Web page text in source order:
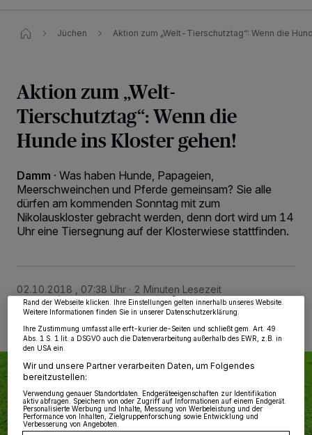
Jüchen Aktion zum „Welt-Tierschutztag“: Wenn die
Aktion zum „Welt-
Tierschutztag“: Wenn die
Hunde ins Kloster gehen!
Damm · Was haben Hunde, Papageien,
Meerschweinchen und Pferde gemeinsam? Sie alle
dürfen am kommenden Sonntag mit zum
Nikolauskloster gebracht werden, denn dort wird um 14
Uhr eine Tiersegnung auf der Klosterwiese stattfinden.
02.10.2018 , 07:38 Uhr 2 Minuten Lesezeit
-Partner speichern und greifen auf personenbezogene Daten
wie Browserdaten oder eindeutige Kennungen auf Ihrem Gerät zu. Durch Auswahl
widerrufen, indem Sie auf den Link Einstellungen oder Ablehnen am unteren
Rand der Webseite klicken. Ihre Einstellungen gelten innerhalb unseres Website.
Weitere Informationen finden Sie in unserer Datenschutzerklärung.
Ihre Zustimmung umfasst alle erft-kurier.de-Seiten und schließt gem. Art. 49
Abs. 1 S. 1 lit. a DSGVO auch die Datenverarbeitung außerhalb des EWR, z.B. in
den USA ein.
Wir und unsere Partner verarbeiten Daten, um Folgendes
bereitzustellen:
Verwendung genauer Standortdaten. Endgeräteeigenschaften zur Identifikation
aktiv abfragen. Speichern von oder Zugriff auf Informationen auf einem Endgerät.
Personalisierte Werbung und Inhalte, Messung von Werbeleistung und der
Performance von Inhalten, Zielgruppenforschung sowie Entwicklung und
Verbesserung von Angeboten.